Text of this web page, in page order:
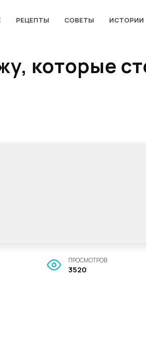
РЕЦЕПТЫ СОВЕТЫ ИСТОРИИ
которые
ПРОСМОТРОВ
3520